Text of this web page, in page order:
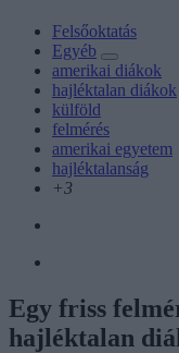
Felsőoktatás
Egyéb
amerikai diákok
hajléktalan diákok
külföld
felmérés
amerikai egyetem
hajléktalanság
+3
Egy friss
hajléktalan